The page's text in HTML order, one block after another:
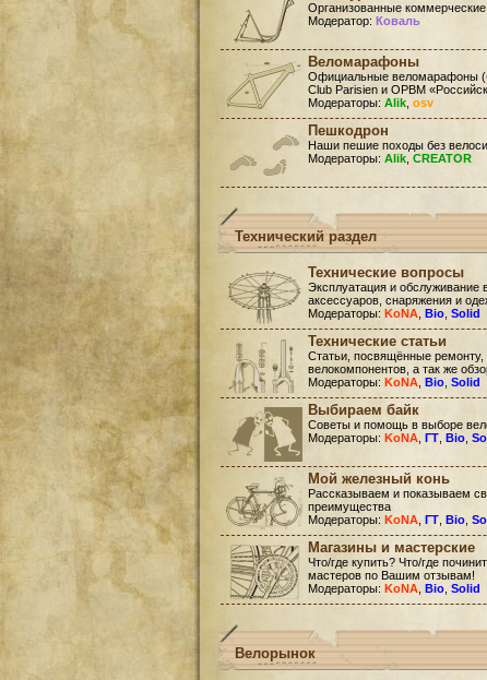
Организованные
Модератор: Коваль
Веломарафоны
Официальные веломарафоны
Club Parisien и ОРВМ
Модераторы: Alik osv
Пешкодрон
Наши пешие походы без
Модераторы: Alik CREATOR
Технический раздел
Технические вопросы
Эксплуатация и обслуживание
аксессуаров, снаряжения и
Модераторы: KoNA Bio Solid
Технические статьи
Статьи, посвящённые ремонту,
велокомпонентов, а так же
Модераторы: KoNA Bio Solid
Выбираем байк
Советы и помощь в выборе
Модераторы: KoNA ГТ Bio
Мой железный конь
Рассказываем и показываем
преимущества
Модераторы: KoNA ГТ Bio
Магазины и мастерские
Что/где купить? Что/где
мастеров по Вашим отзывам!
Модераторы: KoNA Bio Solid
Велорынок